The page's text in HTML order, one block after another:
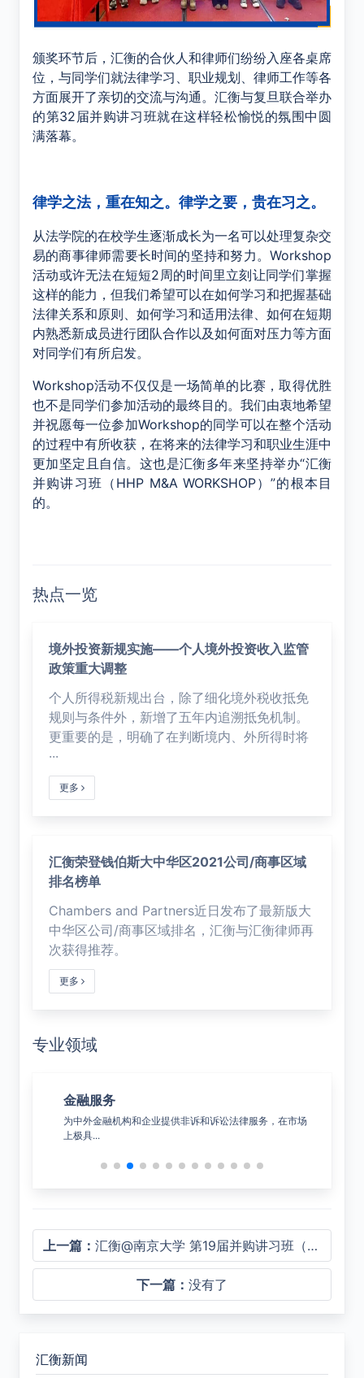
颁奖环节后，汇衡的合伙人和律师们纷纷入座各桌席
位，与同学们就法律学习、职业规划、律师工作等各
方面展开了亲切的交流与沟通。汇衡与复旦联合举办
的第32届并购讲习班就在这样轻松愉悦的氛围中圆
满落幕。
律学之法，重在知之。律学之要，贵在习之。
从法学院的在校学生逐渐成长为一名可以处理复杂交
易的商事律师需要长时间的坚持和努力。 Workshop
活动或许无法在短短2 周的时间里立刻让同学们掌握
这样的能力，但我们希望可以在如何学习和把握基础
法律关系和原则、如何学习和适用法律、如何在短期
内熟悉新成员进行团队合作以及如何面对压力等方面
对同学们有所启发。
Workshop活动不仅仅是一场简单的比赛，取得优胜
也不是同学们参加活动的最终目的。我们由衷地希望
并祝愿每一位参加Workshop的同学可以在整个活动
的过程中有所收获，在将来的法律学习和职业生涯中
更加坚定且自信。这也是汇衡多年来坚持举办“汇衡
并购讲习班（ HHP M&A WORKSHOP）”的根本目
的。
热点一览
境外投资新规实施——个人境外投资收入监管
政策重大调整
个人所得税新规出台，除了细化境外税收抵免
规则与条件外，新增了五年内追溯抵免机制。
更重要的是，明确了在判断境内、外所得时将
···
更多
汇衡荣登钱伯斯大中华区2021公司/商事区域
排名榜单
Chambers and Partners近日发布了最新版大
中华区公司/商事区域排名，汇衡与汇衡律师再
次获得推荐。
更多
专业领域
金融服务
为中外金融机构和企业提供非诉和诉讼法律服务，在市场
上极具...
上一篇： 汇衡@南京大学 第19届并购讲习班（M&A WORKSHOP）成功举行
下一篇： 没有了
汇衡新闻